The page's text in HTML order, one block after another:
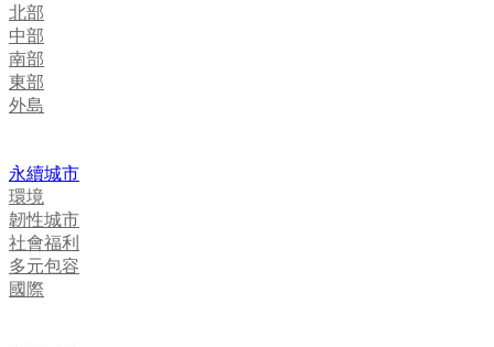
北部
中部
南部
東部
外島
永續城市
環境
韌性城市
社會福利
多元包容
國際